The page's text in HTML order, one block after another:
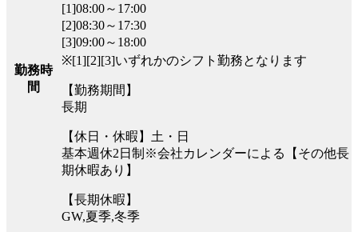
勤務時
間
[1]08:00～17:00
[2]08:30～17:30
[3]09:00～18:00
※[1][2][3]いずれかのシフト勤務となります
【勤務期間】
長期
【休日・休暇】土・日
基本週休2日制※会社カレンダーによる【その他長
期休暇あり】
【長期休暇】
GW,夏季,冬季